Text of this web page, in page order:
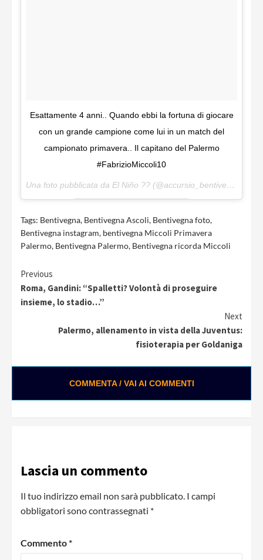
Esattamente 4 anni.. Quando ebbi la fortuna di giocare
con un grande campione come lui in un match del
campionato primavera.. Il capitano del Palermo
#FabrizioMiccoli10
Una foto pubblicata da El Niño ?? (@accursio_bentivegna) in data:
Tags: Bentivegna, Bentivegna Ascoli, Bentivegna foto,
Bentivegna instagram, bentivegna Miccoli Primavera
Palermo, Bentivegna Palermo, Bentivegna ricorda Miccoli
Continue
Reading
Previous
Roma, Gandini: “Spalletti? Volontà di proseguire
insieme, lo stadio…”
Next
Palermo, allenamento in vista della Juventus:
fisioterapia per Goldaniga
COMMENTA / VAI AI COMMENTI
Lascia un commento
Il tuo indirizzo email non sarà pubblicato. I campi
obbligatori sono contrassegnati *
Commento*